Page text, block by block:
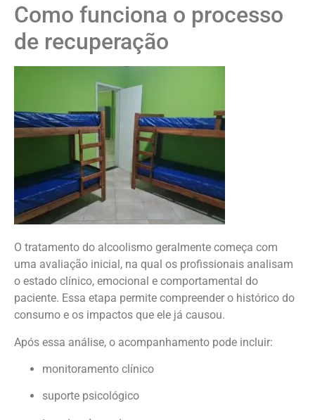
Como funciona o processo
de recuperação
O tratamento do alcoolismo geralmente começa com
uma avaliação inicial, na qual os profissionais analisam
o estado clínico, emocional e comportamental do
paciente. Essa etapa permite compreender o histórico do
consumo e os impactos que ele já causou.
Após essa análise, o acompanhamento pode incluir:
monitoramento clínico
suporte psicológico